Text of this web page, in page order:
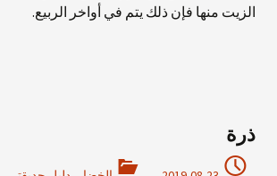
الزيت منها فإن ذلك يتم في أواخر الربيع.
ذرة